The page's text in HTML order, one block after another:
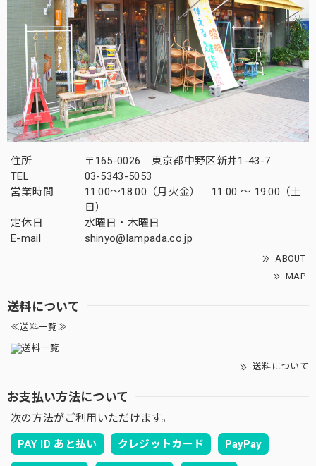
住所
〒165-0026 東京都中野区新井1-43-7
TEL
03-5343-5053
営業時間
11:00～18:00（月火金） 11:00 ～ 19:00（土
日）
定休日
水曜日・木曜日
E-mail
shinyo@lampada.co.jp
ABOUT
MAP
送料について
≪送料一覧≫
送料について
お支払い方法について
次の方法がご利用いただけます。
PAY ID あと払い クレジットカード PayPay